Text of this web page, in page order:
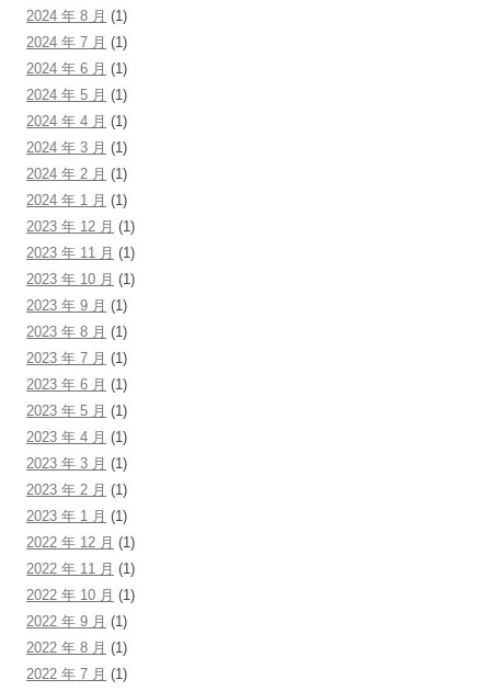
2024 年 8 月 (1)
2024 年 7 月 (1)
2024 年 6 月 (1)
2024 年 5 月 (1)
2024 年 4 月 (1)
2024 年 3 月 (1)
2024 年 2 月 (1)
2024 年 1 月 (1)
2023 年 12 月 (1)
2023 年 11 月 (1)
2023 年 10 月 (1)
2023 年 9 月 (1)
2023 年 8 月 (1)
2023 年 7 月 (1)
2023 年 6 月 (1)
2023 年 5 月 (1)
2023 年 4 月 (1)
2023 年 3 月 (1)
2023 年 2 月 (1)
2023 年 1 月 (1)
2022 年 12 月 (1)
2022 年 11 月 (1)
2022 年 10 月 (1)
2022 年 9 月 (1)
2022 年 8 月 (1)
2022 年 7 月 (1)